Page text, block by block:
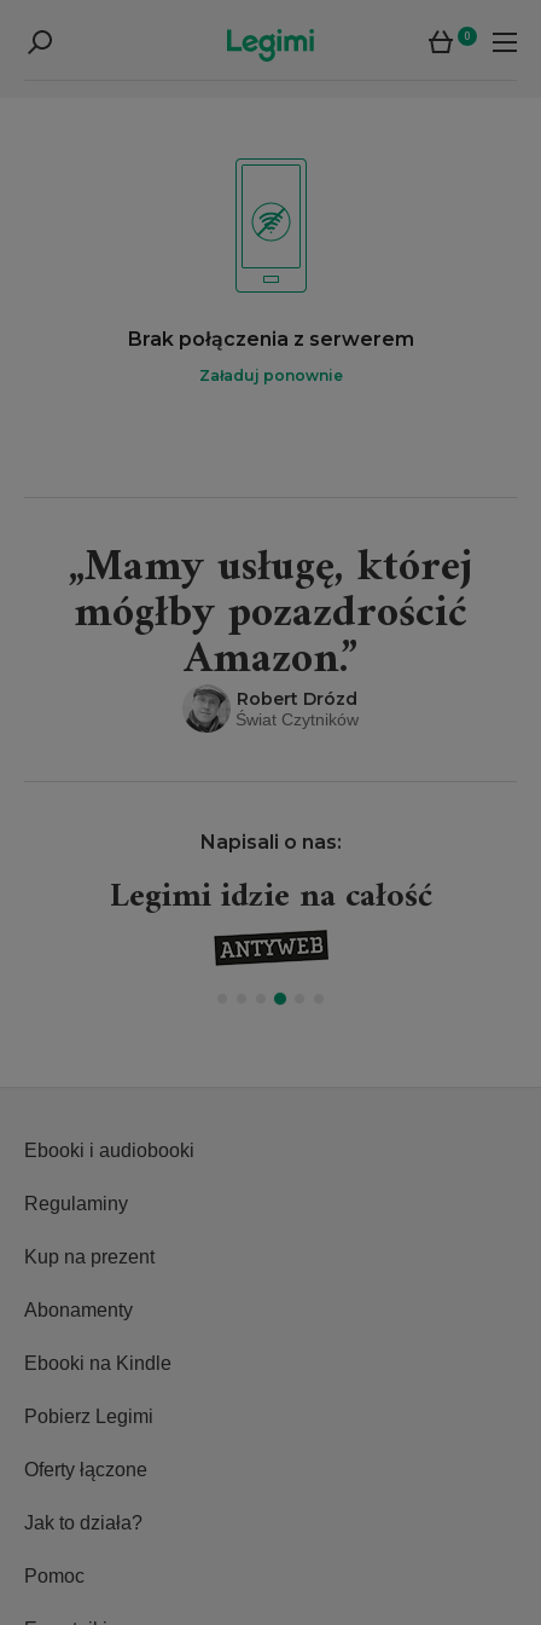
0
Brak połączenia z serwerem
Załaduj ponownie
„Mamy usługę, której
mógłby pozazdrościć
Amazon.”
Robert Drózd
Świat Czytników
Napisali o nas:
Legimi idzie na całość
Ebooki i audiobooki
Regulaminy
Kup na prezent
Abonamenty
Ebooki na Kindle
Pobierz Legimi
Oferty łączone
Jak to działa?
Pomoc